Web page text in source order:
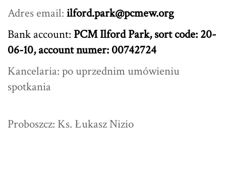
Adres email: ilford.park@pcmew.org
Bank account: PCM Ilford Park, sort code: 20-
06-10, account numer: 00742724
Kancelaria: po uprzednim umówieniu
spotkania
Proboszcz: Ks. Łukasz Nizio